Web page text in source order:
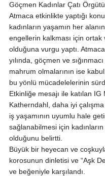
Göçmen Kadınlar Çatı
Atmaca etkinlikte yaptığı
kadınların yaşamın her
engellerin kalkması için
olduğuna vurgu yaptı.
yılında, göçmen ve
mahrum olmalarının ise
bu yönlü mücadelelerinin
Etkinliğe mesajı ile katılan
Katherndahl, daha iyi
iş yaşamının uyumlu hale
sağlanabilmesi için
olduğunu belirtti.
Büyük bir heyecan ve
korosunun dinletisi ve “Aşk
ve beğeniyle karşılandı.